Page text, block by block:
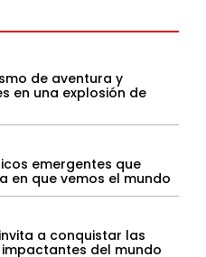
de aventura y
en una explosión de
emergentes que
en que vemos el mundo
a conquistar las
del mundo